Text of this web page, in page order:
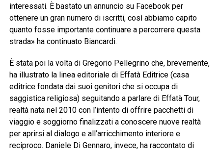
interessati. È bastato un annuncio su Facebook per
ottenere un gran numero di iscritti, così abbiamo capito
quanto fosse importante continuare a percorrere questa
strada» ha continuato Biancardi.
È stata poi la volta di Gregorio Pellegrino che, brevemente,
ha illustrato la linea editoriale di Effatà Editrice (casa
editrice fondata dai suoi genitori che si occupa di
saggistica religiosa) seguitando a parlare di Effatà Tour,
realtà nata nel 2010 con l’intento di offrire pacchetti di
viaggio e soggiorno finalizzati a conoscere nuove realtà
per aprirsi al dialogo e all’arricchimento interiore e
reciproco. Daniele Di Gennaro, invece, ha raccontato di